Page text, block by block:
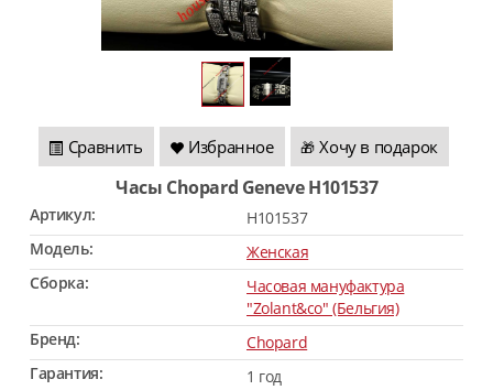
Сравнить Избранное 🎁 Хочу в подарок
Часы Chopard Geneve H101537
Артикул:
H101537
Модель:
Женская
Сборка:
Часовая мануфактура
"Zolant&co" (Бельгия)
Бренд:
Chopard
Гарантия:
1 год